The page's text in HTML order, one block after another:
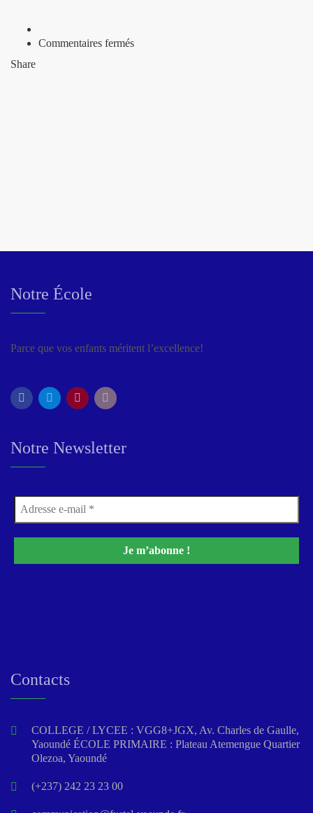
Commentaires ferméssur
Share
Notre École
Parce que vos enfants méritent l’excellence!
Notre Newsletter
Contacts
COLLEGE / LYCEE : VGG8+JGX, Av. Charles de Gaulle,
Yaoundé ÉCOLE PRIMAIRE : Plateau Atemengue Quartier
Olezoa, Yaoundé
(+237) 242 23 23 00